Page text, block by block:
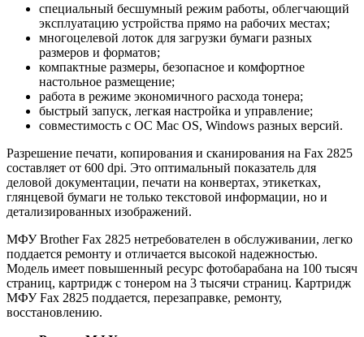
специальный бесшумный режим работы, облегчающий
эксплуатацию устройства прямо на рабочих местах;
многоцелевой лоток для загрузки бумаги разных
размеров и форматов;
компактные размеры, безопасное и комфортное
настольное размещение;
работа в режиме экономичного расхода тонера;
быстрый запуск, легкая настройка и управление;
совместимость с ОС Mac OS, Windows разных версий.
Разрешение печати, копирования и сканирования на Fax 2825
составляет от 600 dpi. Это оптимальный показатель для
деловой документации, печати на конвертах, этикетках,
глянцевой бумаги не только текстовой информации, но и
детализированных изображений.
МФУ Brother Fax 2825 нетребователен в обслуживании, легко
поддается ремонту и отличается высокой надежностью.
Модель имеет повышенный ресурс фотобарабана на 100 тысяч
страниц, картридж с тонером на 3 тысячи страниц. Картридж
МФУ Fax 2825 поддается, перезаправке, ремонту,
восстановлению.